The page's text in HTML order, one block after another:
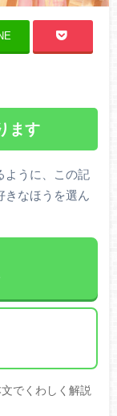
ます
ように、この記
きなほうを選ん
でくわしく解説